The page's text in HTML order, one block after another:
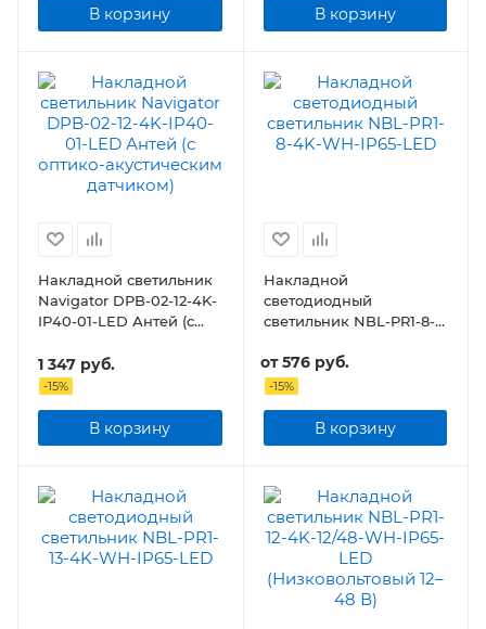
В корзину В корзину
Накладной светильник
Navigator DPB-02-12-4K-
IP40-01-LED Антей (с
датчиком)
1 347 руб.
-15%
В корзину
Накладной
светодиодный
светильник NBL-PR1-8-
от576 руб.
-15%
В корзину